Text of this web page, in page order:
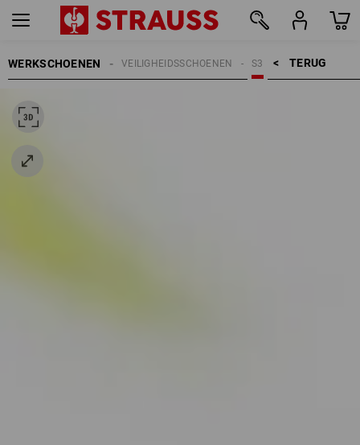
WERKSCHOENEN TERUG    >
S3
VEILIGHEIDSSCHOENEN